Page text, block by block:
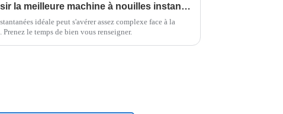
Guide ultime pour choisir la meilleure machine à nouilles instantanées ?
idéale peut s'avérer assez complexe face à la
le temps de bien vous renseigner.